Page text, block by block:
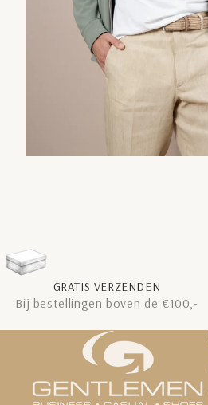
GRATIS VERZENDEN
Bij bestellingen boven de €100,-